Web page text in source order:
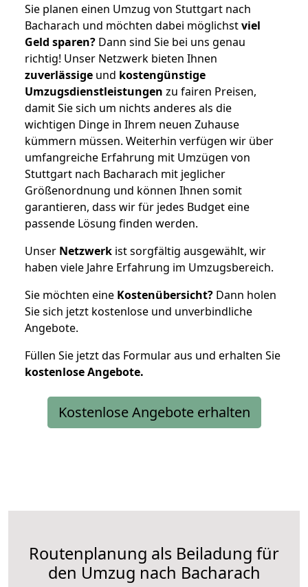
Sie planen einen Umzug von Stuttgart nach
Bacharach und möchten dabei möglichstviel
Geld sparen? Dann sind Sie bei uns genau
richtig! Unser Netzwerk bieten Ihnen
zuverlässige und kostengünstige
Umzugsdienstleistungen zu fairen Preisen,
damit Sie sich um nichts anderes als die
wichtigen Dinge in Ihrem neuen Zuhause
kümmern müssen. Weiterhin verfügen wir über
umfangreiche Erfahrung mit Umzügen von
Stuttgart nach Bacharach mit jeglicher
Größenordnung und können Ihnen somit
garantieren, dass wir für jedes Budget eine
passende Lösung finden werden.
Unser Netzwerk ist sorgfältig ausgewählt, wir
haben viele Jahre Erfahrung im Umzugsbereich.
Sie möchten eine Kostenübersicht? Dann holen
Sie sich jetzt kostenlose und unverbindliche
Angebote.
Füllen Sie jetzt das Formular aus und erhalten Sie
kostenloseAngebote.
Kostenlose Angebote erhalten
Routenplanung als Beiladung für
den Umzug nach Bacharach